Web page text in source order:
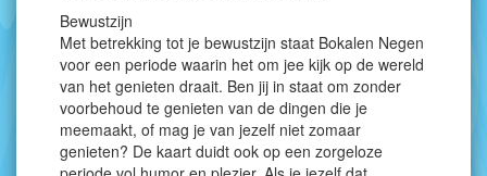
Bewustzijn
Met betrekking tot je bewustzijn staat Bokalen Negen
voor een periode waarin het om jee kijk op de wereld
van het genieten draait. Ben jij in staat om zonder
voorbehoud te genieten van de dingen die je
meemaakt, of mag je van jezelf niet zomaar
genieten? De kaart duidt ook op een zorgeloze